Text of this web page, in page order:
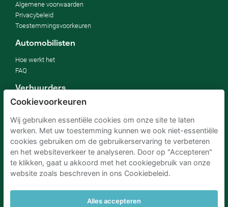
Cookievoorkeuren
Wij gebruiken essentiële cookies om onze site te laten
werken. Met uw toestemming kunnen we ook niet-essentiële
cookies gebruiken om de gebruikerservaring te verbeteren
en het websiteverkeer te analyseren. Door op "Accepteren"
te klikken, gaat u akkoord met het cookiegebruik van onze
website zoals beschreven in ons Cookiebeleid.
Alles accepteren
Algemene voorwaarden
Privacybeleid
Toestemmingsvoorkeuren
Automobilisten
Hoe werkt het
FAQ
Verhuurders
Mijn parkeerplaats verhuren
Voor bedrijven
Voor hotels
Voor onroerend goed
Verbeter jouw SDG's
Zakelijke blog
Parkeren Amsterdam
Parkeren RAI Amsterdam P+R
Parkeren Brussel